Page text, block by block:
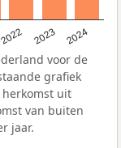
2022 2023 2024
voor de
grafiek
uit
van buiten
jaar.